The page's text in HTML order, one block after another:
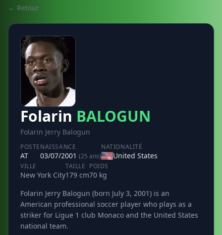
← Retour
Folarin BALOGUN
Folarin Jerry Balogun
POSTE
AT
NAISSANCE
03/07/2001 (25 ans)
NATIONALITÉ
United States
VILLE
New York City
TAILLE
179 cm
POIDS
70 kg
Folarin Jerry Balogun (born July 3, 2001) is an
American professional soccer player who plays as a
striker for Ligue 1 club Monaco and the United States
national team.